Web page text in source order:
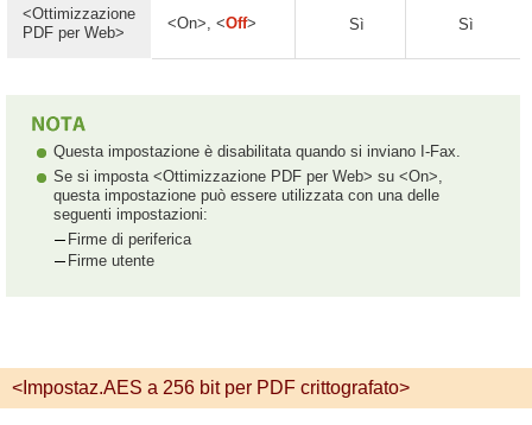
<Ottimizzazione
PDF per Web>
<On>, <Off> Sì Sì
Questa impostazione è disabilitata quando si inviano I-Fax.
Se si imposta <Ottimizzazione PDF per Web> su <On>,
questa impostazione può essere utilizzata con una delle
seguenti impostazioni:
Firme di periferica
Firme utente
<Impostaz.AES a 256 bit per PDF crittografato>